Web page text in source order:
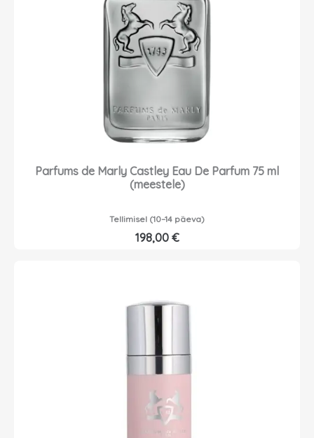
Parfums de Marly Castley Eau De Parfum 75 ml
(meestele)
Tellimisel (10–14 päeva)
198,00 €